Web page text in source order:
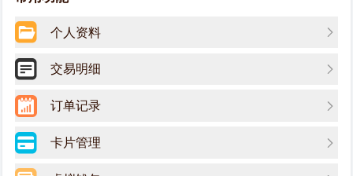
个人资料
交易明细